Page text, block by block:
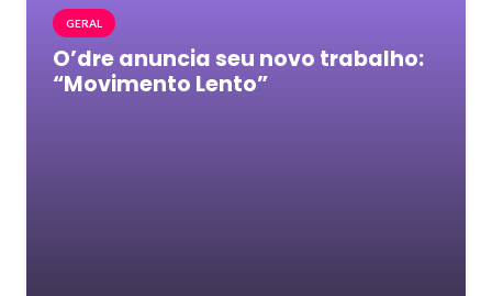
GERAL
O’dre anuncia seu novo trabalho:
“Movimento Lento”